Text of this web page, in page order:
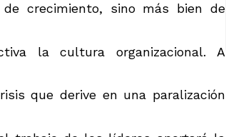
crecimiento, sino más bien de
la cultura organizacional. A
que derive en una paralización